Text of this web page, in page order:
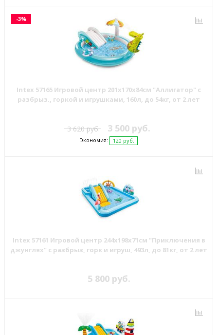
-3%
Intex 57165 Игровой центр 201х170х84см "Аллигатор" с
разбрыз., горкой и игрушками, 160л, до 54кг, от 2 лет
3 620 руб. 3 500 руб.
Экономия: 120 руб.
Intex 57161 Игровой центр 244х198х71см "Приключения в
джунглях" с разбрыз, горк и игруш, 493л, до 81кг, от 2 лет
5 800 руб.